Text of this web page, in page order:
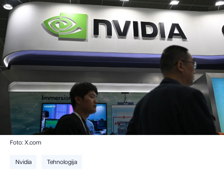
Foto: X.com
Nvidia Tehnologija